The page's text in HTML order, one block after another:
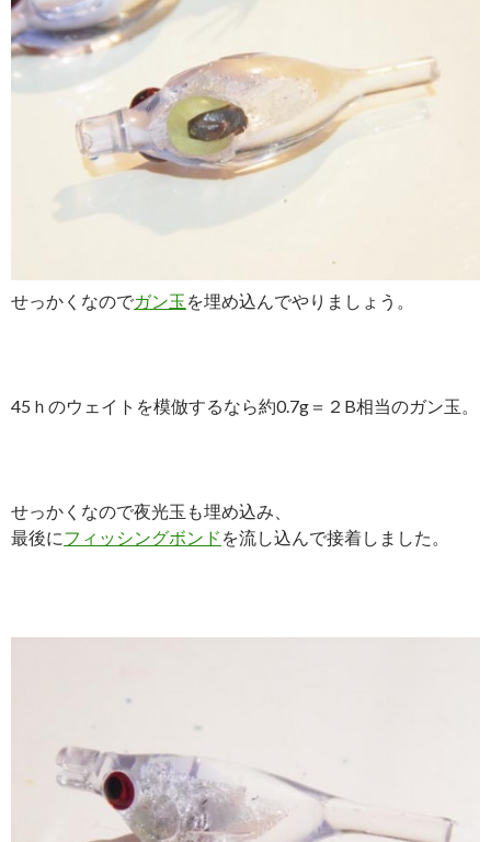
せっかくなのでガン玉 を埋め込んでやりましょう。
45ｈのウェイトを模倣するなら約0.7g＝２B相当のガン玉。
せっかくなので夜光玉も埋め込み、
最後にフィッシングボンド を流し込んで接着しました。